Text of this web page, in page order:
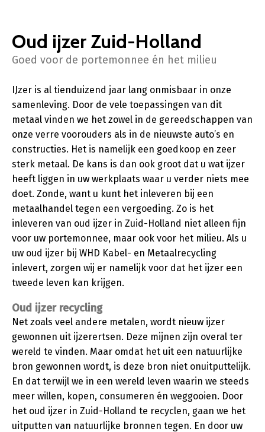
Oud ijzer Zuid-Holland
Goed voor de portemonnee én het milieu
IJzer is al tienduizend jaar lang onmisbaar in onze
samenleving. Door de vele toepassingen van dit
metaal vinden we het zowel in de gereedschappen van
onze verre voorouders als in de nieuwste auto’s en
constructies. Het is namelijk een goedkoop en zeer
sterk metaal. De kans is dan ook groot dat u wat ijzer
heeft liggen in uw werkplaats waar u verder niets mee
doet. Zonde, want u kunt het inleveren bij een
metaalhandel tegen een vergoeding. Zo is het
inleveren van oud ijzer in Zuid-Holland niet alleen fijn
voor uw portemonnee, maar ook voor het milieu. Als u
uw oud ijzer bij WHD Kabel- en Metaalrecycling
inlevert, zorgen wij er namelijk voor dat het ijzer een
tweede leven kan krijgen.
Oud ijzer recycling
Net zoals veel andere metalen, wordt nieuw ijzer
gewonnen uit ijzerertsen. Deze mijnen zijn overal ter
wereld te vinden. Maar omdat het uit een natuurlijke
bron gewonnen wordt, is deze bron niet onuitputtelijk.
En dat terwijl we in een wereld leven waarin we steeds
meer willen, kopen, consumeren én weggooien. Door
het oud ijzer in Zuid-Holland te recyclen, gaan we het
uitputten van natuurlijke bronnen tegen. En door uw